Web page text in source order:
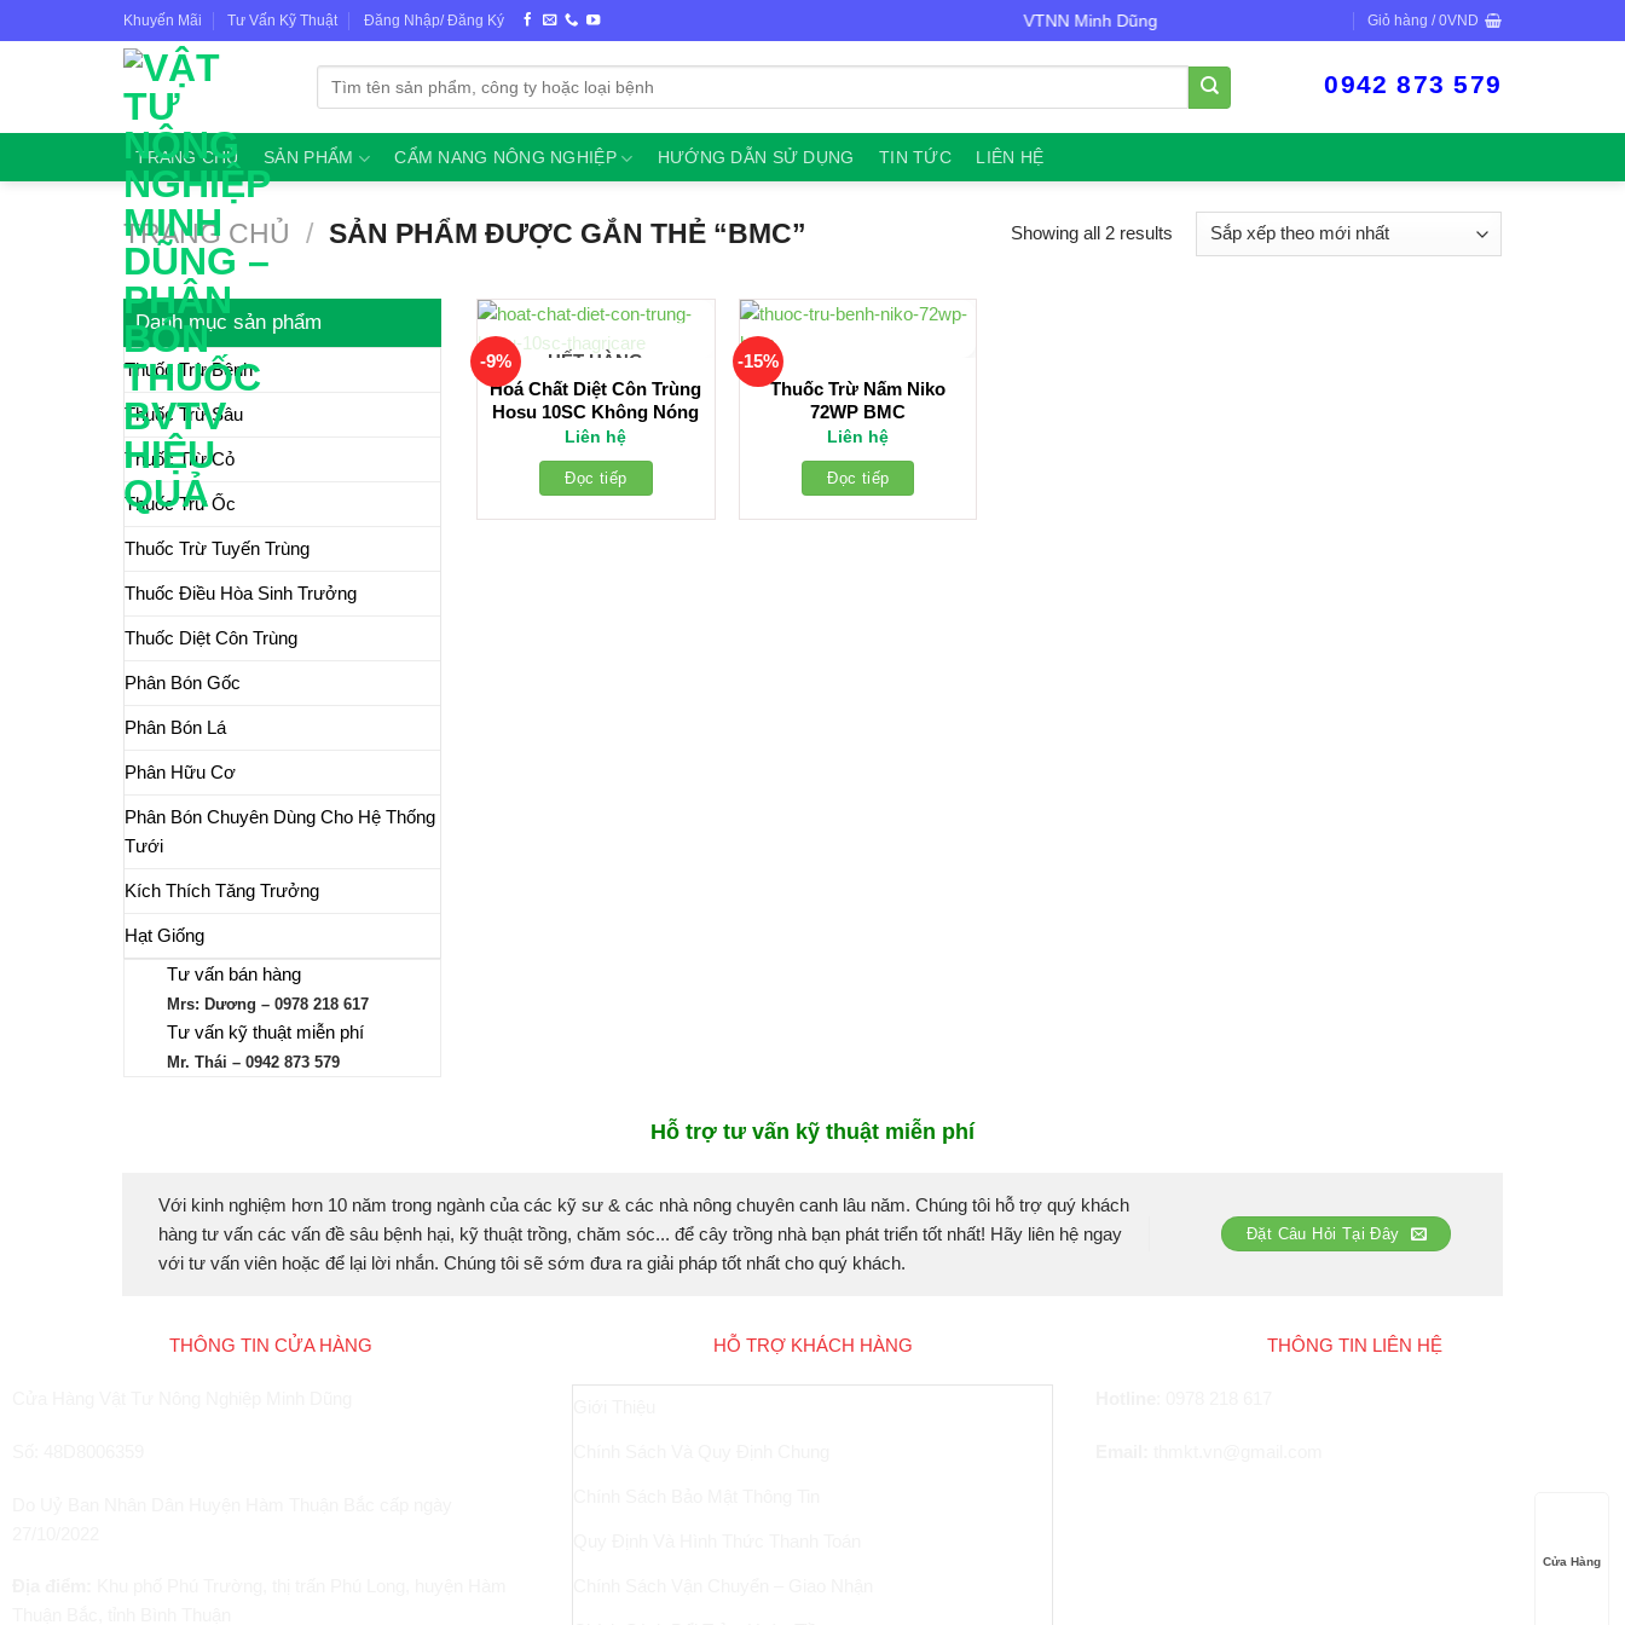
to
Khuyến Mãi Tư Vấn Kỹ Thuật Đăng Nhập/ Đăng Ký Chào mừng bạn đến với VTNN Minh Dũng Giỏ hàng /0VND
kiếm:
0942 873 579
TRANG CHỦ SẢN PHẨM CẨM NANG NÔNG NGHIỆP HƯỚNG DẪN SỬ DỤNG TIN TỨC LIÊN HỆ
TRANG CHỦ / SẢN PHẨM ĐƯỢC GẮN THẺ “BMC” Showing all 2 results
Danh mục sản phẩm
Thuốc Trừ Bệnh
Thuốc Trừ Sâu
Thuốc Trừ Cỏ
Thuốc Trừ Ốc
Thuốc Trừ Tuyến Trùng
Thuốc Điều Hòa Sinh Trưởng
Thuốc Diệt Côn Trùng
Phân Bón Gốc
Phân Bón Lá
Phân Hữu Cơ
Phân Bón Chuyên Dùng Cho Hệ Thống
Tưới
Kích Thích Tăng Trưởng
Hạt Giống
Tư vấn bán hàng
Mrs: Dương – 0978 218 617
Tư vấn kỹ thuật miễn phí
Mr. Thái – 0942 873 579
-9%
HẾT HÀNG
Hoá Chất Diệt Côn Trùng
Hosu 10SC Không Nóng
Liên hệ
Đọc tiếp
-15%
Thuốc Trừ Nấm Niko
72WP BMC
Liên hệ
Đọc tiếp
Hỗ trợ tư vấn kỹ thuật miễn phí
Với kinh nghiệm hơn 10 năm trong ngành của các kỹ sư & các nhà nông chuyên canh lâu năm. Chúng tôi hỗ trợ quý khách
hàng tư vấn các vấn đề sâu bệnh hại, kỹ thuật trồng, chăm sóc... để cây trồng nhà bạn phát triển tốt nhất! Hãy liên hệ ngay
với tư vấn viên hoặc để lại lời nhắn. Chúng tôi sẽ sớm đưa ra giải pháp tốt nhất cho quý khách.
Đặt Câu Hỏi Tại Đây
THÔNG TIN CỬA HÀNG HỖ TRỢ KHÁCH HÀNG THÔNG TIN LIÊN HỆ
Cửa Hàng